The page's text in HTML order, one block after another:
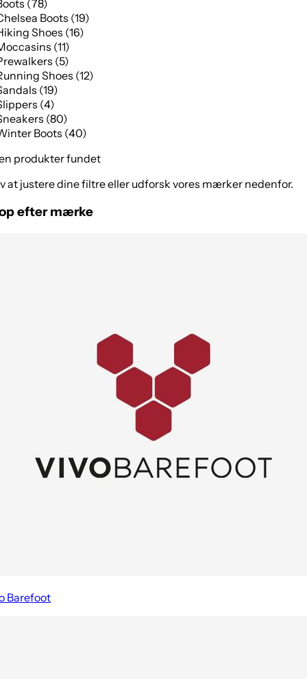
(78)
Boots (19)
Shoes (16)
(11)
(5)
Shoes (12)
(19)
(4)
(80)
Boots (40)
produkter fundet
at justere dine filtre eller udforsk vores mærker nedenfor.
efter mærke
Barefoot